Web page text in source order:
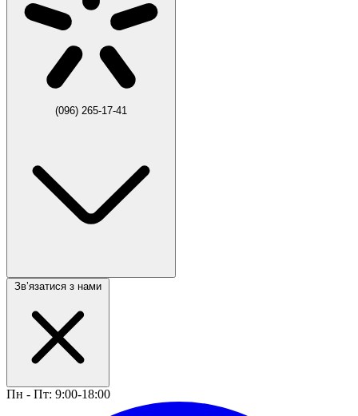
(096) 265-17-41
Звʼязатися з нами
Пн - Пт: 9:00-18:00